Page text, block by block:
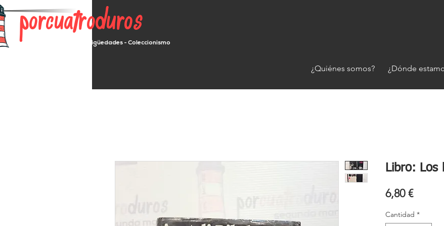
porcuatroduros
Segunda mano - Antigüedades - Coleccionismo
¿Quiénes somos? ¿Dónde
Libro: Los
6,80 €Precio
Cantidad *